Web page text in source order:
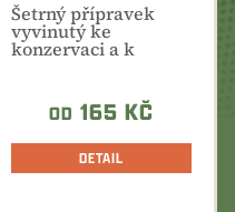
Šetrný přípravek
vyvinutý ke
konzervaci a k
OD 165 KČ
DETAIL